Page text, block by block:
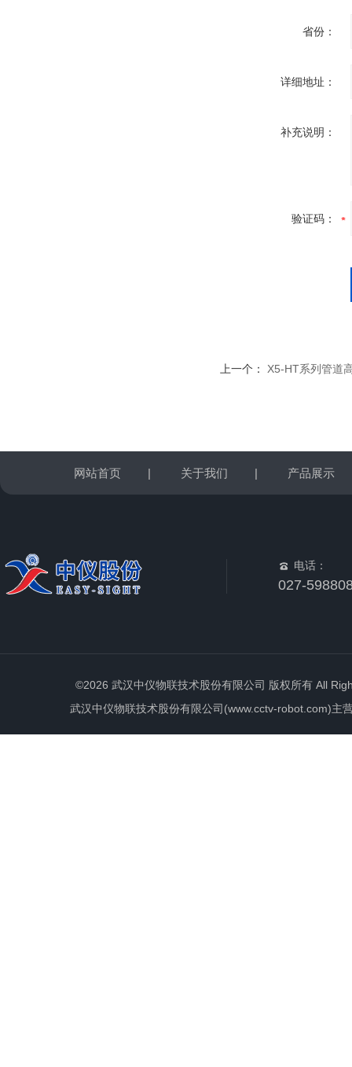
省份：
详细地址：
补充说明：
验证码：
上一个： X5-HT系列管道
网站首页 | 关于我们 | 产品展示
电话：
027-
©2026 武汉中仪物联技术股份有限公司 版权所有 All
武汉中仪物联技术股份有限公司(www.cctv-robot.com)主